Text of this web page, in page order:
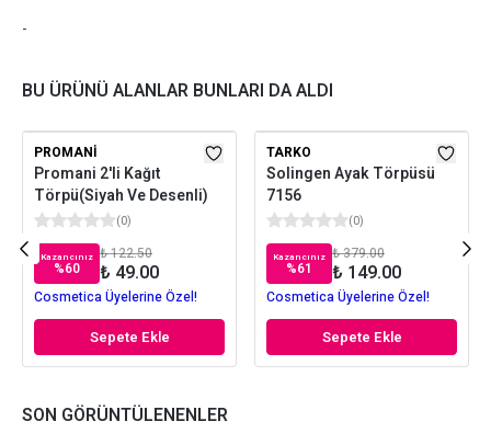
-
BU ÜRÜNÜ ALANLAR BUNLARI DA ALDI
PROMANI
Promani 2'li Kağıt
Törpü(Siyah Ve Desenli)
(0)
Kazancınız
%60
₺ 122.50
₺ 49.00
Cosmetica Üyelerine Özel!
Sepete Ekle
TARKO
Solingen Ayak Törpüsü
7156
(0)
Kazancınız
%61
₺ 379.00
₺ 149.00
Cosmetica Üyelerine Özel!
Sepete Ekle
SON GÖRÜNTÜLENENLER